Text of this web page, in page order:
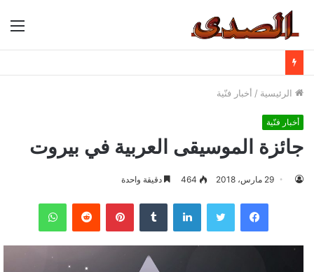
الرئيسية / أخبار فنّية
أخبار فنّية
جائزة الموسيقى العربية في بيروت
29 مارس، 2018 464 دقيقة واحدة
فيسبوك تويتر لينكدإن بينتيريست واتساب